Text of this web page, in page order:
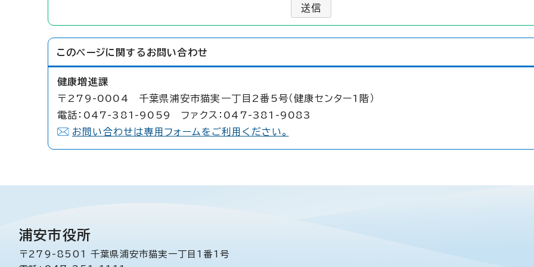
送信
このページに関する お問い合わせ
健康増進課
〒279-0004 千葉県浦安市猫実一丁目2番5号（健康センター1階）
電話：047-381-9059 ファクス：047-381-9083
お問い合わせは専用フォームをご利用ください。
浦安市役所
〒279-8501 千葉県浦安市猫実一丁目1番1号